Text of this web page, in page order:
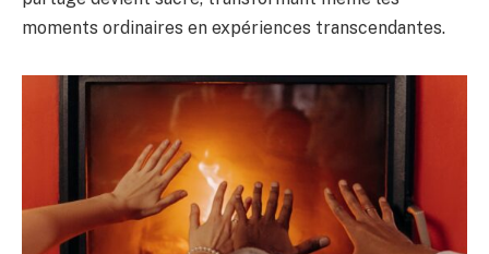
moments ordinaires en expériences transcendantes.